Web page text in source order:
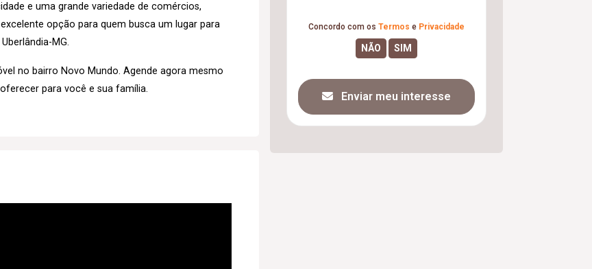
e uma grande variedade de comércios,
opção para quem busca um lugar para
MG.
no bairro Novo Mundo. Agende agora mesmo
para você e sua família.
Concordo com os Termos e Privacidade
Enviar meu interesse